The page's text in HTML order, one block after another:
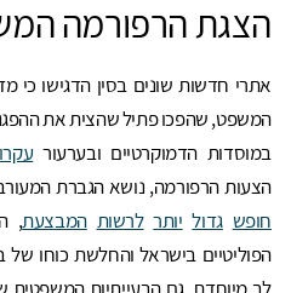
הצגת הרפורמה
אתרי חדשות שונים בסין הדגישו כי
המשפט, שהפכו פתיל שהצית את
במוסדות הדמוקרטיים ובערעור
הצעות הרפורמה, נושא הגברת
חופש גדול יותר לרשות המבצעת,
הפוליטיים בישראל והחלשת כוחו